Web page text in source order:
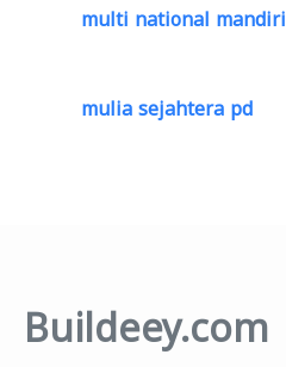
multi national mandiri
mulia sejahtera pd
Buildeey.com